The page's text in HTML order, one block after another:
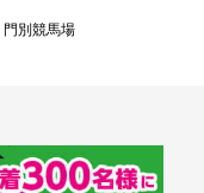
門別競馬場